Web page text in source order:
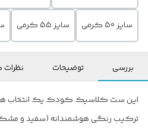
سایز 50 کرمی سایز 55 کرمی
بررسی توضیحات نظرات
این ست کلاسیک کودک یک انتخاب
ترکیب رنگی هوشمندانه (سفید و